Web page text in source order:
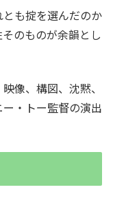
も掟を選んだのか
のものが余韻とし
像、構図、沈黙、
・トー監督の演出